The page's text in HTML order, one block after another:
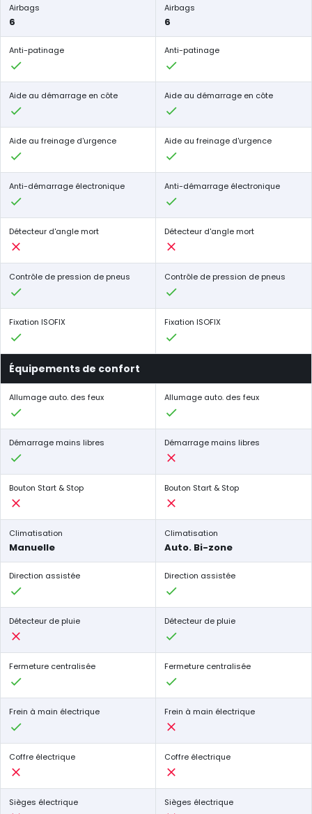
Airbags
6
Airbags
6
Anti-patinage Anti-patinage
Aide au démarrage en côte Aide au démarrage en côte
Aide au freinage d'urgence Aide au freinage d'urgence
Anti-démarrage électronique Anti-démarrage électronique
Détecteur d'angle mort Détecteur d'angle mort
Contrôle de pression de pneus Contrôle de pression de pneus
Fixation ISOFIX Fixation ISOFIX
Équipements de confort
Allumage auto. des feux Allumage auto. des feux
Démarrage mains libres Démarrage mains libres
Bouton Start & Stop Bouton Start & Stop
Climatisation
Manuelle
Climatisation
Auto. Bi-zone
Direction assistée Direction assistée
Détecteur de pluie Détecteur de pluie
Fermeture centralisée Fermeture centralisée
Frein à main électrique Frein à main électrique
Coffre électrique Coffre électrique
Sièges électrique Sièges électrique